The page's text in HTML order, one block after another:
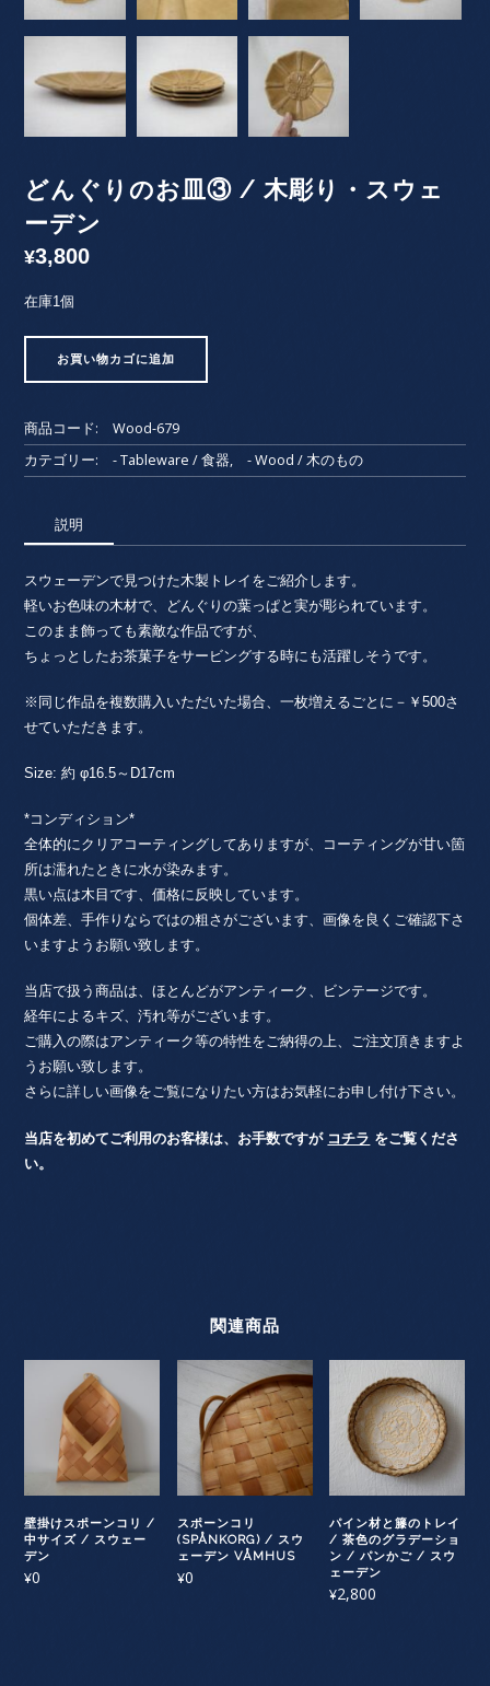
どんぐりのお皿③ / 木彫り・スウェ
ーデン
¥3,800
在庫1個
の
お
皿
木
彫
り・
ス
ェ
デ
ン
お買い物カゴに追加
商品コード:
Wood-679
カテゴリー:
- Tableware / 食器, - Wood / 木のもの
説明
スウェーデンで見つけた木製トレイをご紹介します。
軽いお色味の木材で、どんぐりの葉っぱと実が彫られています。
このまま飾っても素敵な作品ですが、
ちょっとしたお茶菓子をサービングする時にも活躍しそうです。
※同じ作品を複数購入いただいた場合、一枚増えるごとに－￥500さ
せていただきます。
Size: 約 φ16.5～D17cm
*コンディション*
全体的にクリアコーティングしてありますが、コーティングが甘い箇
所は濡れたときに水が染みます。
黒い点は木目です、価格に反映しています。
個体差、手作りならではの粗さがございます、画像を良くご確認下さ
いますようお願い致します。
当店で扱う商品は、ほとんどがアンティーク、ビンテージです。
経年によるキズ、汚れ等がございます。
ご購入の際はアンティーク等の特性をご納得の上、ご注文頂きますよ
うお願い致します。
さらに詳しい画像をご覧になりたい方はお気軽にお申し付け下さい。
当店を初めてご利用のお客様は、お手数ですが コチラ をご覧くださ
い。
関連商品
壁掛けスポーンコリ /
中サイズ / スウェー
デン
¥0
スポーンコリ
(SPÅNKORG) / スウ
ェーデン VÅMHUS
¥0
パイン材と籐のトレイ
/ 茶色のグラデーショ
ン / パンかご / スウ
ェーデン
¥2,800